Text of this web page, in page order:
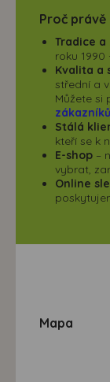
Proč právě
Tradice a
roku
Kvalita a
střední a
Můžete si
zákazníků
Stálá
kteří se k
E-shop –
vybrat,
Online
Mapa